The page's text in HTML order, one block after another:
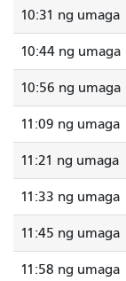
10:31 ng umaga
10:44 ng umaga
10:56 ng umaga
11:09 ng umaga
11:21 ng umaga
11:33 ng umaga
11:45 ng umaga
11:58 ng umaga